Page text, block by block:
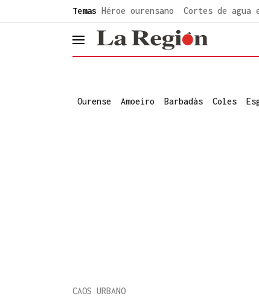
Temas Héroe ourensano Cortes de agua
header.menu.open
Ourense Amoeiro Barbadás Coles
CAOS URBANO